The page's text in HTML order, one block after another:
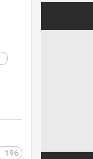
196